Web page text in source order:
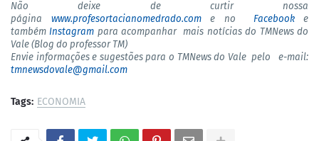
Não deixe de curtir nossa
página www.profesortacianomedrado.come no Facebooke
tambémInstagram para acompanhar mais notícias do TMNews do
Vale (Blog do professor TM)
Envie informações e sugestões para o TMNews do Vale pelo e-mail:
tmnewsdovale@gmail.com
Tags: ECONOMIA